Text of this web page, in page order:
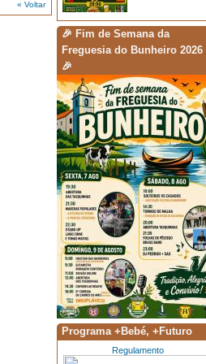
« Voltar ·Fim de Semana da Freguesia do
·Está de volta a 6.ª Edição da Corrida
de Carrinhos de Mão! 🛞🏃
·Solteiros vs Casados
·Torneio de Malha - 8/Ago
🎉 Fim de Semana da
Freguesia do Bunheiro 2026
🎉
Programa +Bebé, +Futuro
Regulamento